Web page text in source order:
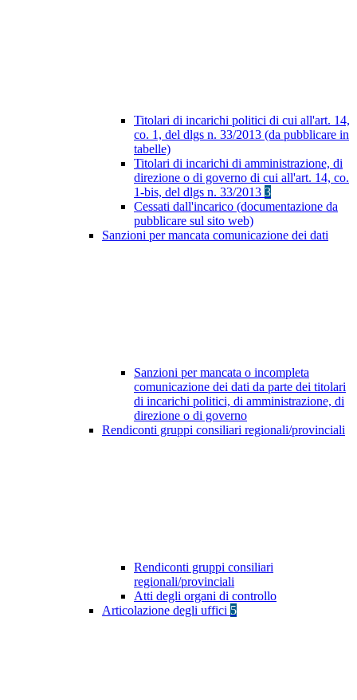
Titolari di incarichi politici di cui all'art. 14,
co. 1, del dlgs n. 33/2013 (da pubblicare in
tabelle)
Titolari di incarichi di amministrazione, di
direzione o di governo di cui all'art. 14, co.
1-bis, del dlgs n. 33/2013 3
Cessati dall'incarico (documentazione da
pubblicare sul sito web)
Sanzioni per mancata comunicazione dei dati
Sanzioni per mancata o incompleta
comunicazione dei dati da parte dei titolari
di incarichi politici, di amministrazione, di
direzione o di governo
Rendiconti gruppi consiliari regionali/provinciali
Rendiconti gruppi consiliari
regionali/provinciali
Atti degli organi di controllo
Articolazione degli uffici 5